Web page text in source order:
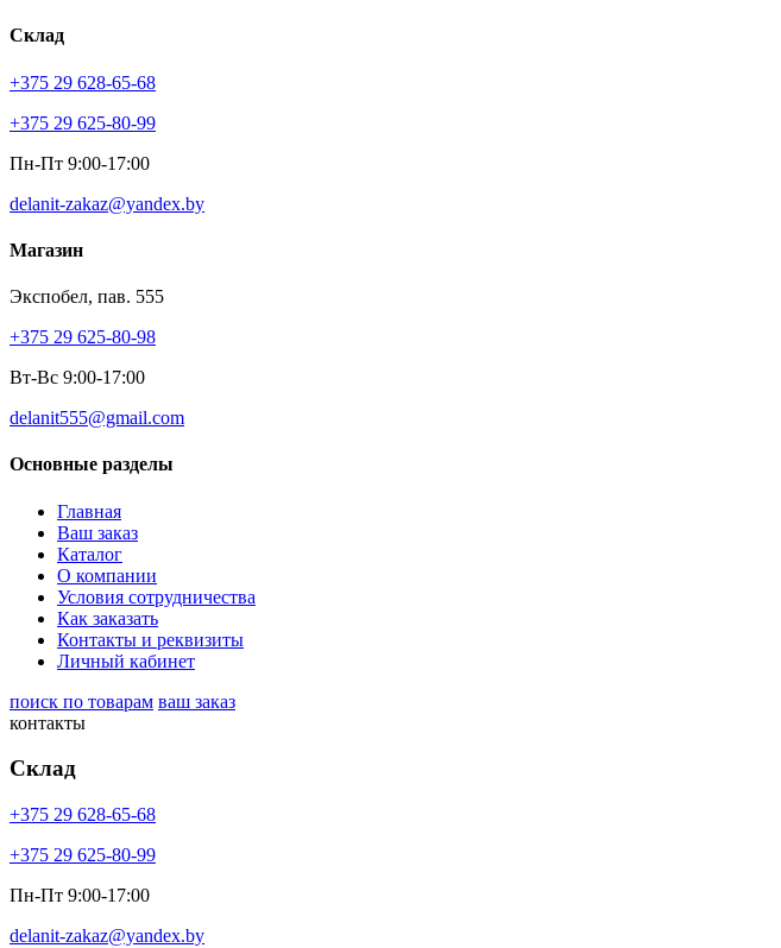
Склад
+375 29 628-65-68
+375 29 625-80-99
Пн-Пт 9:00-17:00
delanit-zakaz@yandex.by
Магазин
Экспобел, пав. 555
+375 29 625-80-98
Вт-Вс 9:00-17:00
delanit555@gmail.com
Основные разделы
Главная
Ваш заказ
Каталог
О компании
Условия сотрудничества
Как заказать
Контакты и реквизиты
Личный кабинет
поиск по товарам ваш заказ
контакты
Склад
+375 29 628-65-68
+375 29 625-80-99
Пн-Пт 9:00-17:00
delanit-zakaz@yandex.by